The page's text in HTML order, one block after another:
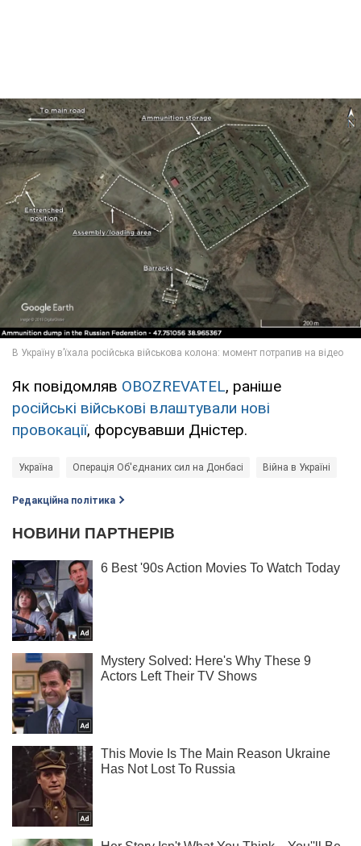
Як повідомляв OBOZREVATEL, раніше
російські військові влаштували нові
провокації, форсувавши Дністер.
Україна Операція Об'єднаних сил на Донбасі Війна в Україні
Редакційна політика